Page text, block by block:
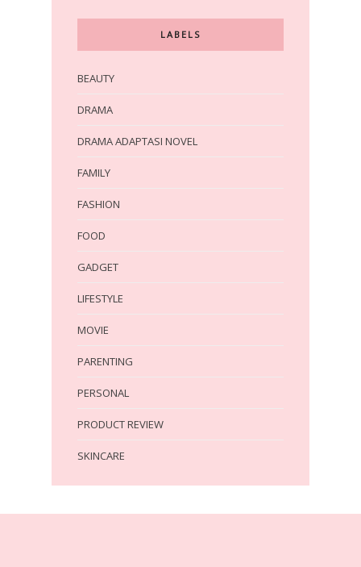
LABELS
BEAUTY
DRAMA
DRAMA ADAPTASI NOVEL
FAMILY
FASHION
FOOD
GADGET
LIFESTYLE
MOVIE
PARENTING
PERSONAL
PRODUCT REVIEW
SKINCARE